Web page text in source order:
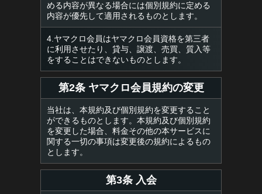
める内容が異なる場合には個別規約に定める
内容が優先して適用されるものとします。
4.ヤマクロ会員はヤマクロ会員資格を第三者
に利用させたり、貸与、譲渡、売買、質入等
をすることはできないものとします。
第2条 ヤマクロ会員規約の変更
当社は、本規約及び個別規約を変更すること
ができるものとします。本規約及び個別規約
を変更した場合、料金その他の本サービスに
関する一切の事項は変更後の規約によるもの
とします。
第3条 入会